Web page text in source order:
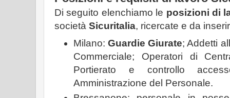
Di seguito elenchiamo le posizioni di
società Sicuritalia, ricercate e da
Milano:Guardie Giurate; Addetti
Commerciale; Operatori di
Portierato e controllo
Amministrazione del Personale.